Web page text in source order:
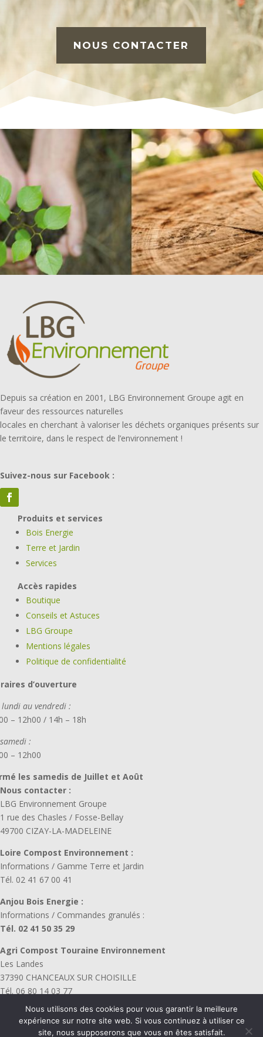
NOUS CONTACTER
Depuis sa création en 2001, LBG Environnement Groupe agit en
faveur des ressources naturelles
locales en cherchant à valoriser les déchets organiques présents sur
le territoire, dans le respect de l’environnement !
Suivez-nous sur Facebook :
Produits et services
Bois Energie
Terre et Jardin
Services
Accès rapides
Boutique
Conseils et Astuces
LBG Groupe
Mentions légales
Politique de confidentialité
d’ouverture
lundi au vendredi :
– 12h00 / 14h – 18h
:
– 12h00
les samedis de Juillet et Août
Nous contacter :
LBG Environnement Groupe
1 rue des Chasles / Fosse-Bellay
49700 CIZAY-LA-MADELEINE
Loire Compost Environnement :
Informations / Gamme Terre et Jardin
Tél. 02 41 67 00 41
Anjou Bois Energie :
Informations / Commandes granulés :
Tél. 02 41 50 35 29
Agri Compost Touraine Environnement
Les Landes
37390 CHANCEAUX SUR CHOISILLE
Tél. 06 80 14 03 77
Horaires : du lundi au vendredi :
8h-12h – 13h30- 17h30
Nous utilisons des cookies pour vous garantir la meilleure
expérience sur notre site web. Si vous continuez à utiliser ce
site, nous supposerons que vous en êtes satisfait.